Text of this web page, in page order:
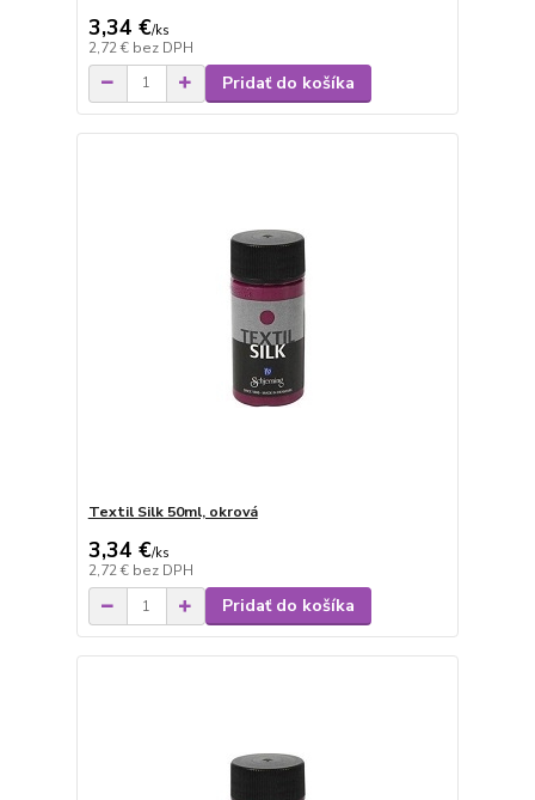
3,34 €/ks
2,72 € bez DPH
Pridať do košíka
Textil Silk 50ml, okrová
3,34 €/ks
2,72 € bez DPH
Pridať do košíka